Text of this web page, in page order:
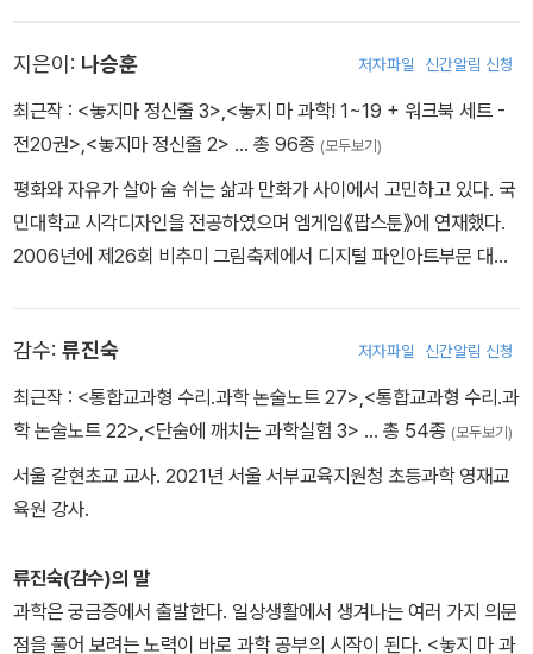
로운 과학 교과서의 체계에 맞추어 교과 단원을 정리하였다.
지은이: 나승훈 저자파일 신간알림 신청
최근작 : <놓지마 정신줄 3>,<놓지 마 과학! 1~19 + 워크북 세트 -
전20권>,<놓지마 정신줄 2> … 총 96종 (모두보기)
평화와 자유가 살아 숨 쉬는 삶과 만화가 사이에서 고민하고 있다. 국
민대학교 시각디자인을 전공하였으며 엠게임《팝스툰》에 연재했다.
2006년에 제26회 비추미 그림축제에서 디지털 파인아트부문 대상
화 시리즈 등이 있다. [신태훈 나승훈 콤비의 대활약!] - 2009~201
9년 웹툰《놓지마 정신줄!》시즌 1, 2, 3 연재 - 2014년《놓지마 정신
줄》KBS TV 만화 방영 - 2014년 《놓지마 정신줄》 SICAF 코믹어
마 과학! 애니메이션》한국과학창의재단 과학문화콘텐츠 부문 우수상
- 2019년~ 《놓지 마 과학!》중국 발간 - 2021년~ 《놓지 마 과학!》일
감수: 류진숙 저자파일 신간알림 신청
최근작 : <통합교과형 수리.과학 논술노트 27>,<통합교과형 수리.과
학 논술노트 22>,<단숨에 깨치는 과학실험 3> … 총 54종 (모두보기)
서울 갈현초교 교사. 2021년 서울 서부교육지원청 초등과학 영재교
육원 강사.
류진숙(감수)의 말
과학은 궁금증에서 출발한다. 일상생활에서 생겨나는 여러 가지 의문
점을 풀어 보려는 노력이 바로 과학 공부의 시작이 된다. <놓지 마 과